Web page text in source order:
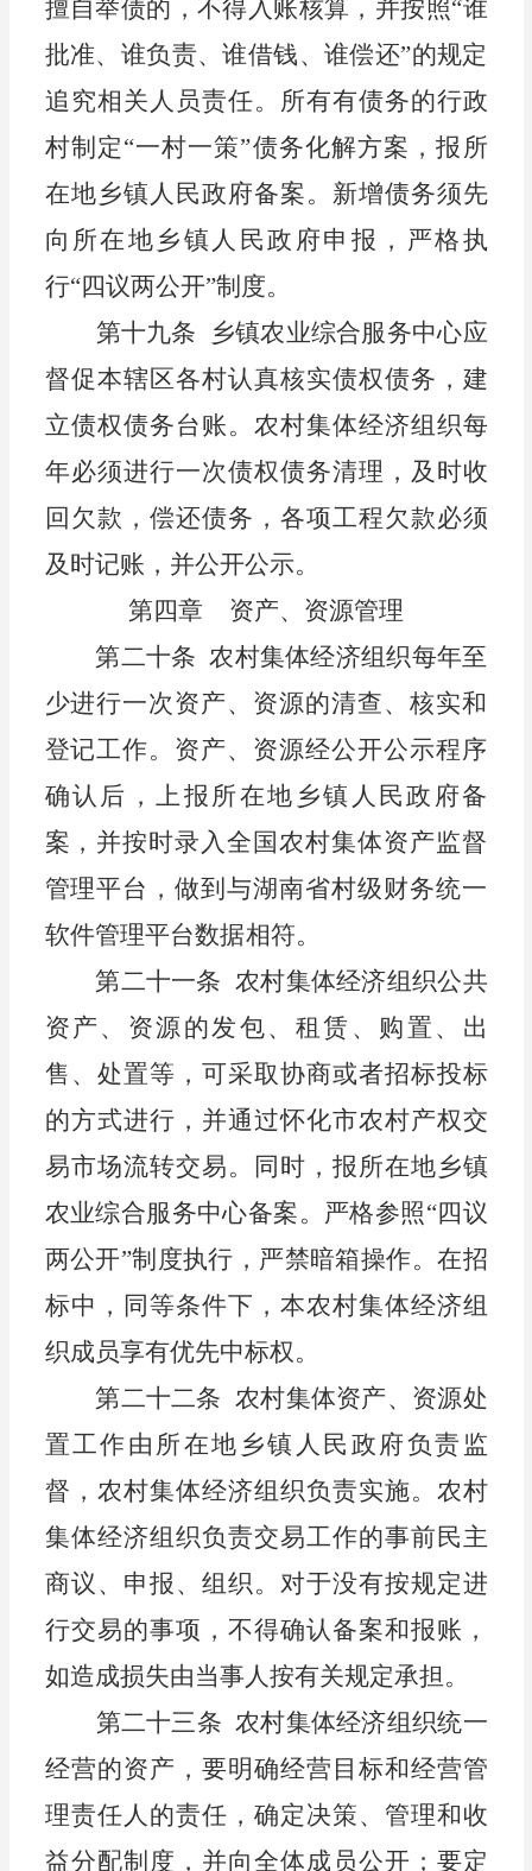
擅自举债的，不得入账核算，并按照“谁
批准、谁负责、谁借钱、谁偿还”的规定
追究相关人员责任。
所有有债务的行政
村制定“一村一策”债务化解方案，报 所
在地乡镇人民政府备案。 新增债务须先
向 所在地乡镇 人民政府申报，严格执
行“四议两公开”制度。
第十九条
乡镇农业综合服务中心应
督促本辖区各村认真核实债权债务，建
立债权债务台账。 农村集体经济组织每
年必须进行一次债权债务清理，及时收
回欠款，偿还债务，各项工程欠款必须
及时记账，并公开公示。
第四章
资产、资源管理
第二十条 农村集体经济组织每年至
少进行一次资产、资源的清查、核实和
登记工作。资产、资源经公开公示程序
确认后，上报 所在地 乡镇 人民政府备
案，并按时录入全国农村集体资产监督
管理平台，做到与湖南省村级财务统一
软件管理平台数据相符。
第二十一条 农村集体经济组织公共
资产、资源的发包、租赁、购置、出
售、处置等， 可采取协商或者招标投标
的方式进行， 并通过怀化市农村产权交
易市场流转交易。同时，报所在地乡镇
农业综合服务中心备案。 严格参照“四议
两公开”制度执行，严禁暗箱操作。在招
标中，同等条件下 ，本农村集体经济组
织成员享有优先中标权。
第二十二条 农村集体资产、资源处
置工作由 所在地乡镇 人民政府负责 监
督 ， 农村集体经济组织负责实施。 农村
集体经济组织负责交易工作的事前民主
商议、申报、组织。对于没有按规定进
行交易的事项，不得确认备案和报账，
如造成损失由当事人按有关规定承担。
第二十三条 农村集体经济组织统一
经营的资产，要明确经营目标和经营管
理责任人的责任，确定决策、管理和收
益分配制度，并向全体成员公开；要定